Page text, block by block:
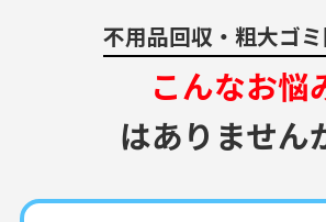
不用品回収・粗大ゴ
こんなお悩
はありません